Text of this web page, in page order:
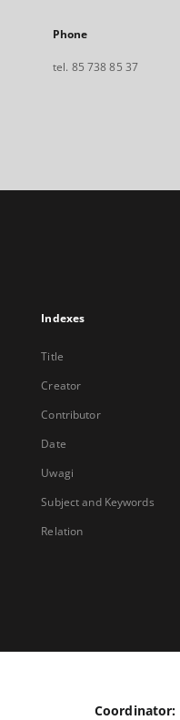
Phone
tel. 85 738 85 37
Indexes
Title
Creator
Contributor
Date
Uwagi
Subject and Keywords
Relation
Coordinator: